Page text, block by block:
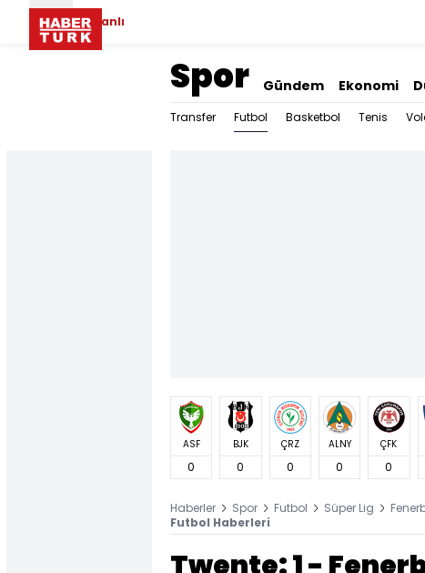
Canlı
Spor Gündem Ekonomi
Transfer Futbol Basketbol Tenis
ASF
0
BJK
0
ÇRZ
0
ALNY
0
ÇFK
0
Haberler Spor Futbol Süper Lig
Futbol Haberleri